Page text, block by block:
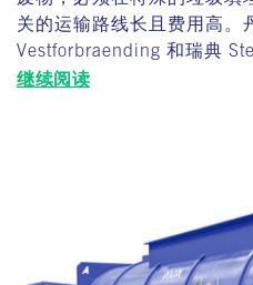
关的运输路线长且费用高。
Vestforbraending 和瑞典
继续阅读